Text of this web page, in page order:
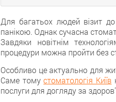
Для багатьох людей візит
панікою. Однак сучасна
Завдяки новітнім
процедури можна пройти без
Особливо це актуально для
Саме томустоматологія Київ
послуги для догляду за